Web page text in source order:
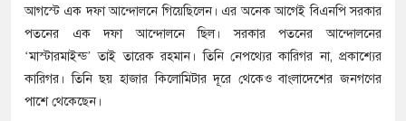
আগস্টে এক দফা আন্দোলনে গিয়েছিলেন। এর অনেক আগেই বিএনপি সরকার
পতনের এক দফা আন্দোলনে ছিল। সরকার পতনের আন্দোলনের
‘মাস্টারমাইন্ড’ তাই তারেক রহমান। তিনি নেপথ্যের কারিগর না, প্রকাশ্যের
কারিগর। তিনি ছয় হাজার কিলোমিটার দূরে থেকেও বাংলাদেশের জনগণের
পাশে থেকেছেন।